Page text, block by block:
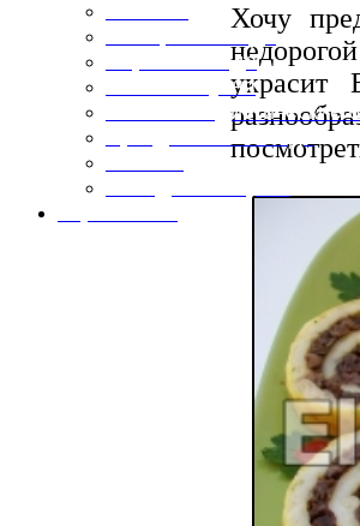
Первые блюда
Полевая кухня
Постные и диетические
Праздничные блюда
Хочу
украсит